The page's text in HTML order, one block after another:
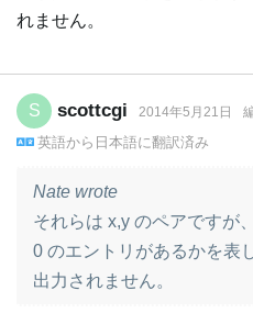
れません。
S scottcgi 2014年5月21日
英語から 日本語に翻訳済み
Nate wrote
それらは x,y のペアですが
0 のエントリがあるかを表
出力されません。